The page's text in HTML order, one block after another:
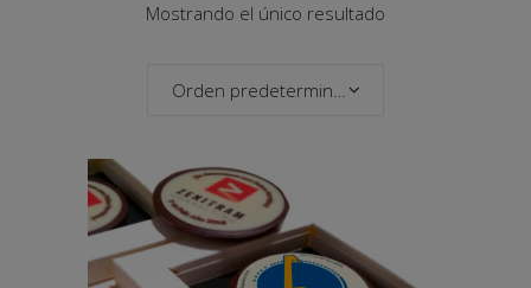
Mostrando el único resultado
Orden predeterminado